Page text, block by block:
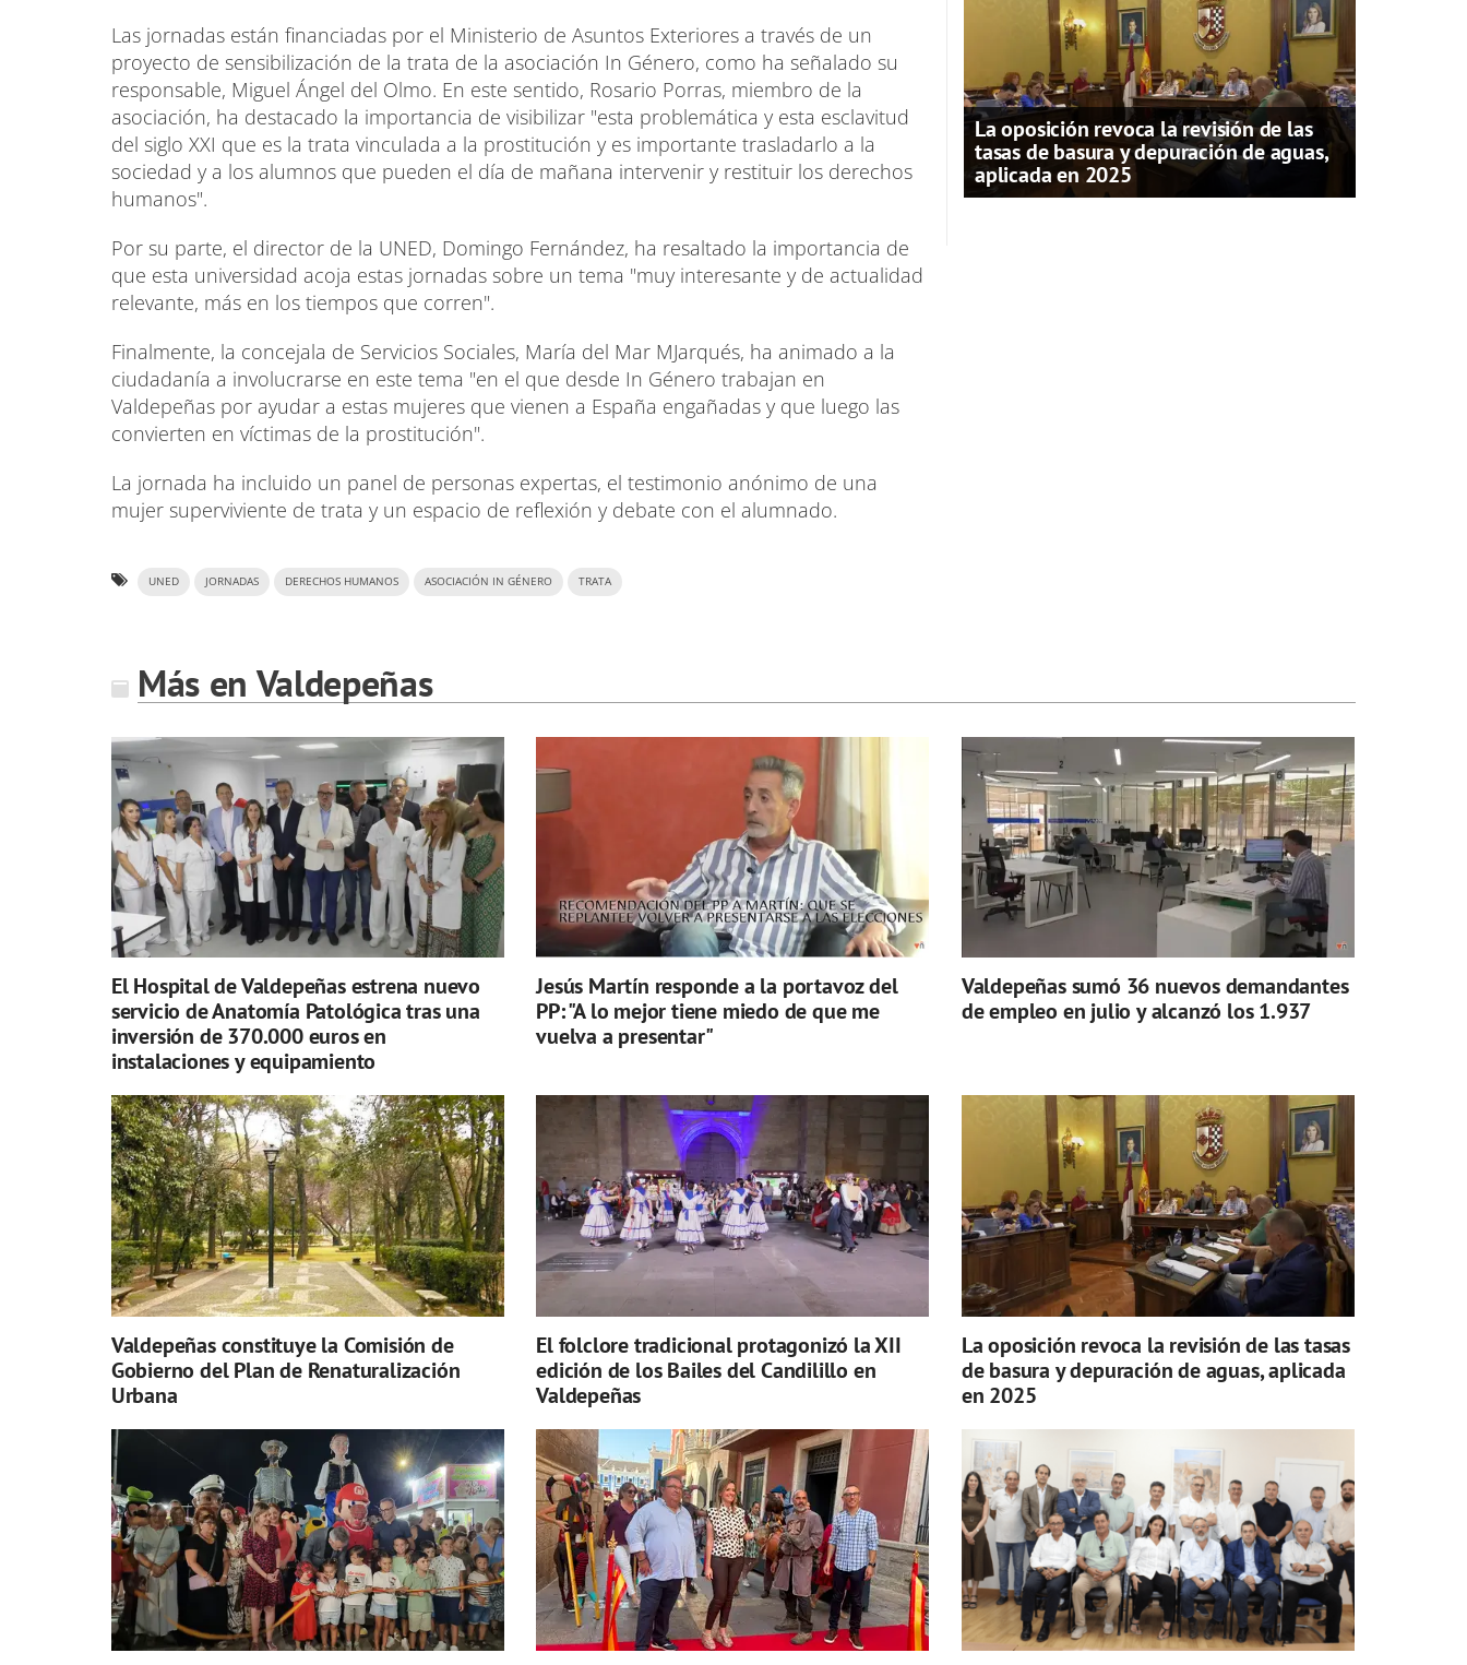
Las jornadas están financiadas por el Ministerio de Asuntos Exteriores a través de un
proyecto de sensibilización de la trata de la asociación In Género, como ha señalado su
responsable, Miguel Ángel del Olmo. En este sentido, Rosario Porras, miembro de la
asociación, ha destacado la importancia de visibilizar "esta problemática y esta esclavitud
del siglo XXI que es la trata vinculada a la prostitución y es importante trasladarlo a la
sociedad y a los alumnos que pueden el día de mañana intervenir y restituir los derechos
humanos".
Por su parte, el director de la UNED, Domingo Fernández, ha resaltado la importancia de
que esta universidad acoja estas jornadas sobre un tema "muy interesante y de actualidad
relevante, más en los tiempos que corren".
Finalmente, la concejala de Servicios Sociales, María del Mar MJarqués, ha animado a la
ciudadanía a involucrarse en este tema "en el que desde In Género trabajan en
Valdepeñas por ayudar a estas mujeres que vienen a España engañadas y que luego las
convierten en víctimas de la prostitución".
La jornada ha incluido un panel de personas expertas, el testimonio anónimo de una
mujer superviviente de trata y un espacio de reflexión y debate con el alumnado.
UNED JORNADAS DERECHOS HUMANOS ASOCIACIÓN IN GÉNERO TRATA
La oposición revoca la revisión de las
tasas de basura y depuración de aguas,
aplicada en 2025
Más en Valdepeñas
El Hospital de Valdepeñas estrena nuevo
servicio de Anatomía Patológica tras una
inversión de 370.000 euros en
instalaciones y equipamiento
Jesús Martín responde a la portavoz del
PP: "A lo mejor tiene miedo de que me
vuelva a presentar"
Valdepeñas sumó 36 nuevos demandantes
de empleo en julio y alcanzó los 1.937
Valdepeñas constituye la Comisión de
Gobierno del Plan de Renaturalización
Urbana
El folclore tradicional protagonizó la XII
edición de los Bailes del Candilillo en
Valdepeñas
La oposición revoca la revisión de las tasas
de basura y depuración de aguas, aplicada
en 2025